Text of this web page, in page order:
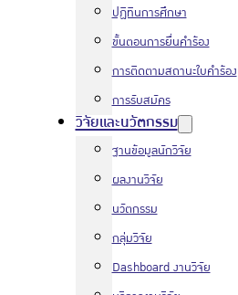
ปฏิทินการศึกษา
ขั้นตอนการยื่นคำร้อง
การติดตามสถานะใบคำร้อง
การรับสมัคร
วิจัยและนวัตกรรม
ฐานข้อมูลนักวิจัย
ผลงานวิจัย
นวัตกรรม
กลุ่มวิจัย
Dashboard งานวิจัย